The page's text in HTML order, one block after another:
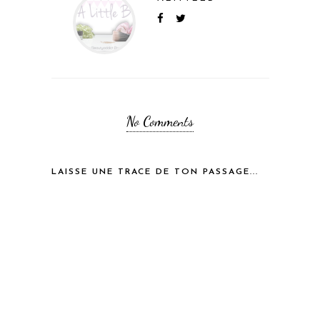
No Comments
LAISSE UNE TRACE DE TON PASSAGE...